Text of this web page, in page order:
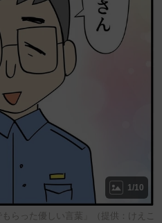
1/10
らった優しい言葉」（提供：けえこ